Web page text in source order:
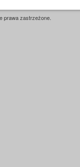
prawa zastrzeżone.